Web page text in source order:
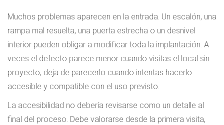
Muchos problemas aparecen en la entrada. Un escalón, una
rampa mal resuelta, una puerta estrecha o un desnivel
interior pueden obligar a modificar toda la implantación. A
veces el defecto parece menor cuando visitas el local sin
proyecto; deja de parecerlo cuando intentas hacerlo
accesible y compatible con el uso previsto.
La accesibilidad no debería revisarse como un detalle al
final del proceso. Debe valorarse desde la primera visita,